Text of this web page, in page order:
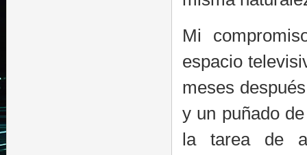
Mi
espacio
meses
y un puñado
la tarea de